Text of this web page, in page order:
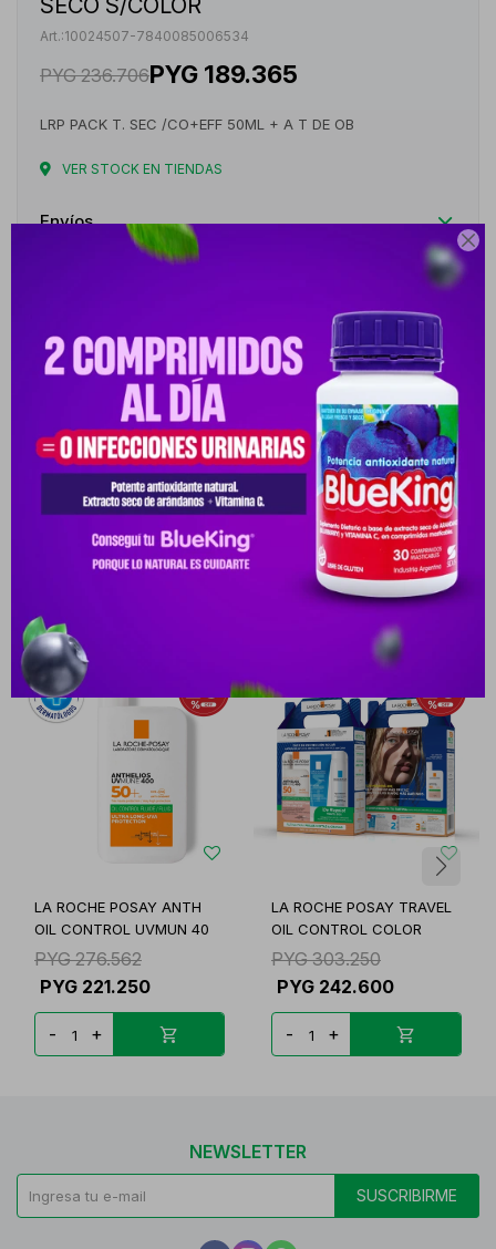

SECO S/COLOR
10024507-7840085006534
PYG 236.706PYG 189.365
LRP PACK T. SEC /CO+EFF 50ML + A T DE OB
VER STOCK EN TIENDAS
Envíos
Medios de pago
Características
Receta Venta libre
Productos que te pueden interesar
LA ROCHE POSAY ANTH
OIL CONTROL UVMUN 40
PYG 276.562
PYG 221.250
- +
LA ROCHE POSAY TRAVEL
OIL CONTROL COLOR
PYG 303.250
PYG 242.600
- +
NEWSLETTER
SUSCRIBIRME